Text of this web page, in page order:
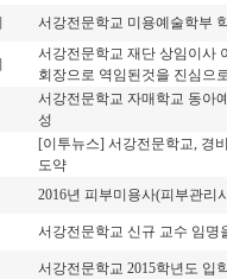
서강전문학교 미용예술학부
서강전문학교 재단 상임이사
회장으로 역임된것을 진심으
서강전문학교 자매학교 동아
성
[이투뉴스] 서강전문학교, 경
도약
2016년 피부미용사(피부관리
서강전문학교 신규 교수 임명
서강전문학교 2015학년도 입